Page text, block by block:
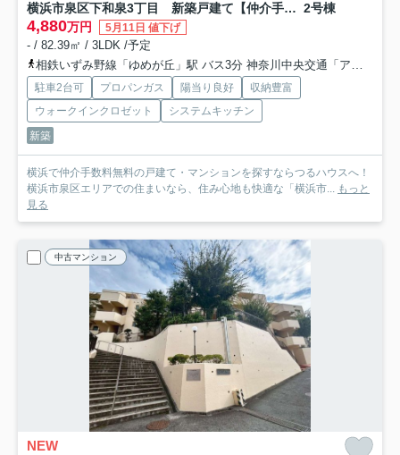
横浜市泉区下和泉3丁目 新築戸建て【仲介手数料無料】カースペース2台 2号棟
4,880万円 5月11日 値下げ
- / 82.39㎡ / 3LDK /予定
相鉄いずみ野線「ゆめが丘」駅 バス3分 神奈川中央交通「アカシア公園入口」 停歩12分
駐車2台可 プロパンガス 陽当り良好
収納豊富
ウォークインクロゼット
システムキッチン
新築
横浜で仲介手数料無料の戸建て・マンションを探すならつるハウスへ！
横浜市泉区エリアでの住まいなら、住み心地も快適な「横浜市... もっと
見る
中古マンション
NEW